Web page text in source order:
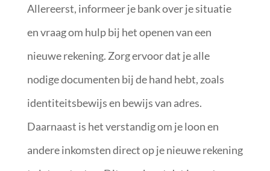
Allereerst, informeer je bank over je situatie
en vraag om hulp bij het openen van een
nieuwe rekening. Zorg ervoor dat je alle
nodige documenten bij de hand hebt, zoals
identiteitsbewijs en bewijs van adres.
Daarnaast is het verstandig om je loon en
andere inkomsten direct op je nieuwe rekening